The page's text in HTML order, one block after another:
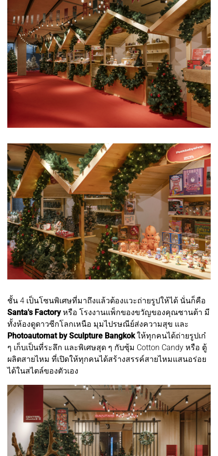
ชั้น 4 เป็นโซนพิเศษที่มาถึงแล้วต้องแวะถ่ายรูปให้ได้ นั่นก็คือ
Santa's Factoryหรือ โรงงานแพ็กของขวัญของคุณซานต้า มี
ทั้งห้องดูดาวซีกโลกเหนือ มุมไปรษณีย์ส่งความสุข และ
Photoautomat by Sculpture Bangkokให้ทุกคนได้ถ่ายรูปเก๋
ๆ เก็บเป็นที่ระลึก และพิเศษสุด ๆ กับซุ้ม Cotton Candy หรือ ตู้
ผลิตสายไหม ที่เปิดให้ทุกคนได้สร้างสรรค์สายไหมแสนอร่อย
ได้ในสไตล์ของตัวเอง